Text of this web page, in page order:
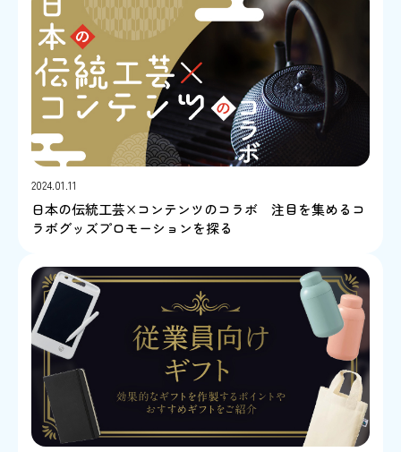
2024.01.11
日本の伝統工芸×コンテンツのコラボ 注目を集めるコ
ラボグッズプロモーションを探る